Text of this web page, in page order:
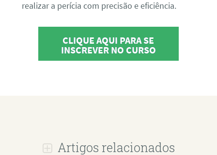
realizar a perícia com precisão e eficiência.
CLIQUE AQUI PARA SE
INSCREVER NO CURSO
Artigos relacionados